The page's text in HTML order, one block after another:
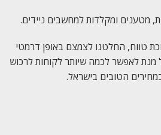
מטענים ומקלדות למחשבים ניידים.
טווח, החלטנו לצמצם באופן דרמטי
מנת לאפשר לכמה שיותר לקוחות לרכוש
הטובים בישראל.